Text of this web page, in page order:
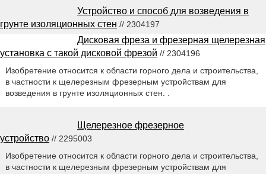
Устройство и способ для возведения в
грунте изоляционных стен // 2304197
Дисковая фреза и фрезерная щелерезная
установка с такой дисковой фрезой // 2304196
Изобретение относится к области горного дела и строительства,
в частности к щелерезным фрезерным устройствам для
возведения в грунте изоляционных стен. .
Щелерезное фрезерное
устройство // 2295003
Изобретение относится к области горного дела и строительства,
в частности к щелерезным фрезерным устройствам для